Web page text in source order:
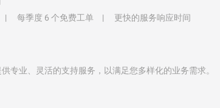
每季度 6 个免费工单
更快的服务响应时间
专业、灵活的支持服务，以满足您多样化的业务需求。